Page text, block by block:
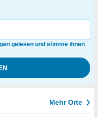
gelesen und stimme ihnen
Mehr Orte